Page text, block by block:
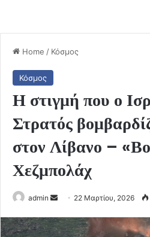
Home / Κόσμος
Κόσμος
Η στιγμή που ο
Στρατός
στον Λίβανο –
Χεζμπολάχ
admin
Send
email
22 Μαρτίου, 2026